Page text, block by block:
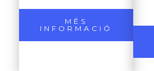
MÉS
INFORMACIÓ